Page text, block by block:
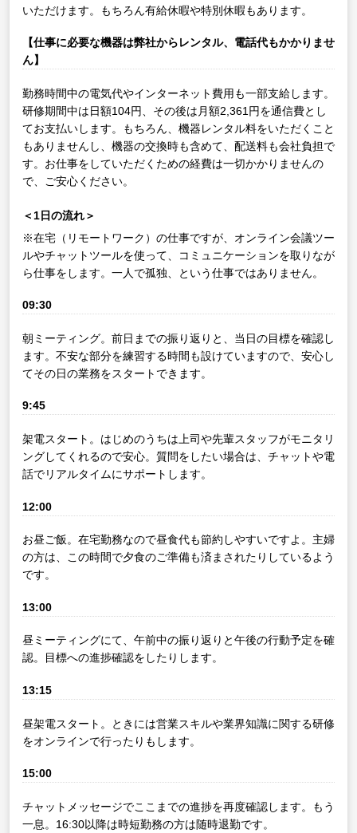
いただけます。もちろん有給休暇や特別休暇もあります。
【仕事に必要な機器は弊社からレンタル、電話代もかかりませ
ん】
勤務時間中の電気代やインターネット費用も一部支給します。
研修期間中は日額104円、その後は月額2,361円を通信費とし
てお支払いします。もちろん、機器レンタル料をいただくこと
もありませんし、機器の交換時も含めて、配送料も会社負担で
す。お仕事をしていただくための経費は一切かかりませんの
で、ご安心ください。
＜1日の流れ＞
※在宅（リモートワーク）の仕事ですが、オンライン会議ツー
ルやチャットツールを使って、コミュニケーションを取りなが
ら仕事をします。一人で孤独、という仕事ではありません。
09:30
朝ミーティング。前日までの振り返りと、当日の目標を確認し
ます。不安な部分を練習する時間も設けていますので、安心し
てその日の業務をスタートできます。
9:45
架電スタート。はじめのうちは上司や先輩スタッフがモニタリ
ングしてくれるので安心。質問をしたい場合は、チャットや電
話でリアルタイムにサポートします。
12:00
お昼ご飯。在宅勤務なので昼食代も節約しやすいですよ。主婦
の方は、この時間で夕食のご準備も済まされたりしているよう
です。
13:00
昼ミーティングにて、午前中の振り返りと午後の行動予定を確
認。目標への進捗確認をしたりします。
13:15
昼架電スタート。ときには営業スキルや業界知識に関する研修
をオンラインで行ったりもします。
15:00
チャットメッセージでここまでの進捗を再度確認します。もう
一息。16:30以降は時短勤務の方は随時退勤です。